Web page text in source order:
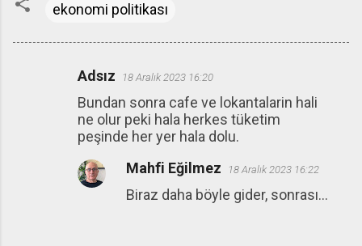
ekonomi politikası
Adsız 18 Aralık 2023 16:20
Bundan sonra cafe ve lokantalarin hali
ne olur peki hala herkes tüketim
peşinde her yer hala dolu.
Mahfi Eğilmez
18 Aralık 2023 16:22
Biraz daha böyle gider, sonrası...